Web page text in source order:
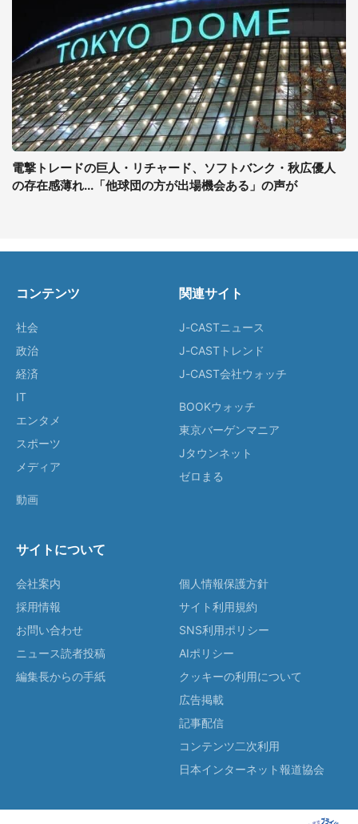
電撃トレードの巨人・リチャード、ソフトバンク・秋広優人
の存在感薄れ...「他球団の方が出場機会ある」の声が
コンテンツ
社会
政治
経済
IT
エンタメ
スポーツ
メディア
動画
関連サイト
J-CASTニュース
J-CASTトレンド
J-CAST会社ウォッチ
BOOKウォッチ
東京バーゲンマニア
Jタウンネット
ゼロまる
サイトについて
会社案内
採用情報
お問い合わせ
ニュース読者投稿
編集長からの手紙
個人情報保護方針
サイト利用規約
SNS利用ポリシー
AIポリシー
クッキーの利用について
広告掲載
記事配信
コンテンツ二次利用
日本インターネット報道協会